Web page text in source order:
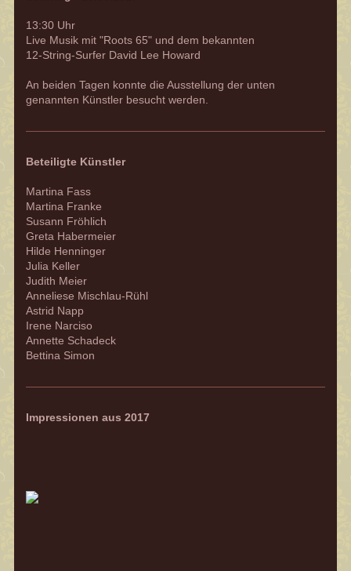
13:30 Uhr
Live Musik mit "Roots 65" und dem bekannten
12-String-Surfer David Lee Howard
An beiden Tagen konnte die Ausstellung der unten
genannten Künstler besucht werden.
Beteiligte Künstler
Martina Fass
Martina Franke
Susann Fröhlich
Greta Habermeier
Hilde Henninger
Julia Keller
Judith Meier
Anneliese Mischlau-Rühl
Astrid Napp
Irene Narciso
Annette Schadeck
Bettina Simon
Impressionen aus 2017